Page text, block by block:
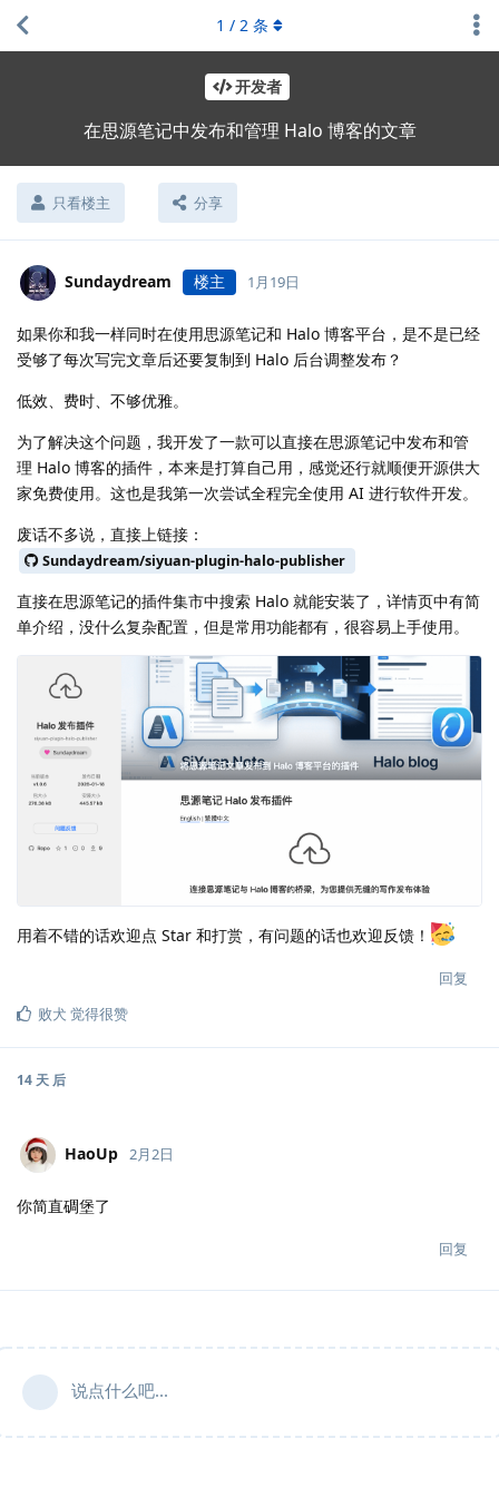
开发者
在思源笔记中发布和管理 Halo 博客的文章
只看楼主 分享
1 / 2 条
Sundaydream 楼主 1月19日
如果你和我一样同时在使用思源笔记和 Halo 博客平台，是不是已经
受够了每次写完文章后还要复制到 Halo 后台调整发布？
低效、费时、不够优雅。
为了解决这个问题，我开发了一款可以直接在思源笔记中发布和管
理 Halo 博客的插件，本来是打算自己用，感觉还行就顺便开源供大
家免费使用。这也是我第一次尝试全程完全使用 AI 进行软件开发。
废话不多说，直接上链接：
Sundaydream/siyuan-plugin-halo-publisher
直接在思源笔记的插件集市中搜索 Halo 就能安装了，详情页中有简
单介绍，没什么复杂配置，但是常用功能都有，很容易上手使用。
用着不错的话欢迎点 Star 和打赏，有问题的话也欢迎反馈！
回复
败犬 觉得很赞
14 天 后
HaoUp 2月2日
你简直碉堡了
回复
说点什么吧...